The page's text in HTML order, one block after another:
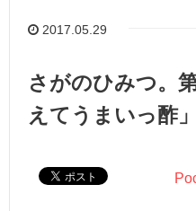
2017.05.29
さがのひみつ。
えてうまいっ酢